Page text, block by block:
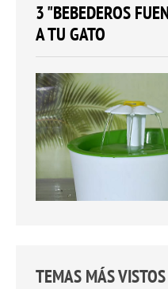
3 "BEBEDEROS
A TU GATO
TEMAS MÁS